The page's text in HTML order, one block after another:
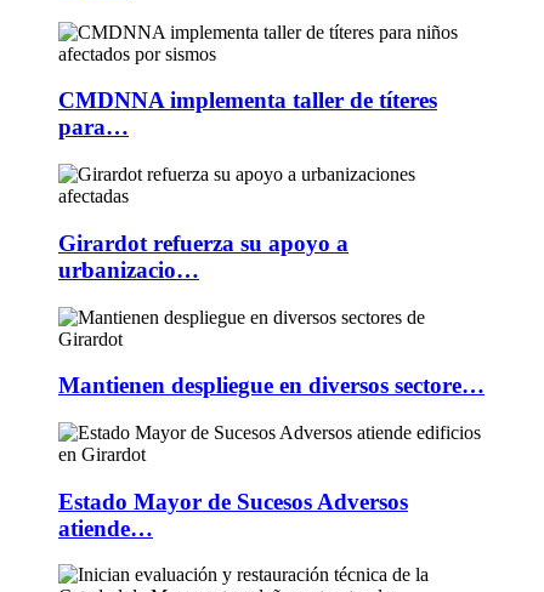
CMDNNA implementa taller de títeres
para…
Girardot refuerza su apoyo a
urbanizacio…
Mantienen despliegue en diversos sectore…
Estado Mayor de Sucesos Adversos
atiende…